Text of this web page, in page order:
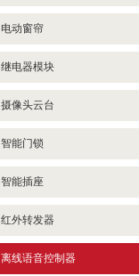
- 4代中控主机
电动窗帘
继电器模块
摄像头云台
智能门锁
智能插座
红外转发器
离线语音控制器